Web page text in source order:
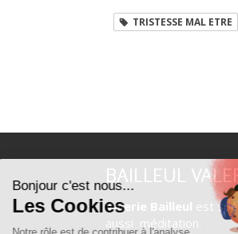
TRISTESSE MAL ETRE
BAILLEUL
Valerie Bailleul est
aussi méditation.